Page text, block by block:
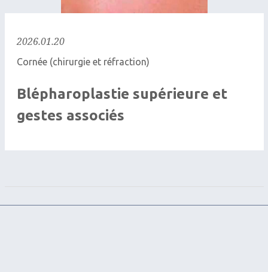
2026.01.20
Cornée (chirurgie et réfraction)
Blépharoplastie supérieure et
gestes associés